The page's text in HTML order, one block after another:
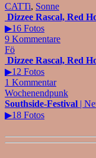
CATTi, Sonne
Dizzee Rascal, Red
▶16 Fotos
9 Kommentare
Fö
Dizzee Rascal, Red
▶12 Fotos
1 Kommentar
Wochenendpunk
Southside-Festival |
▶18 Fotos